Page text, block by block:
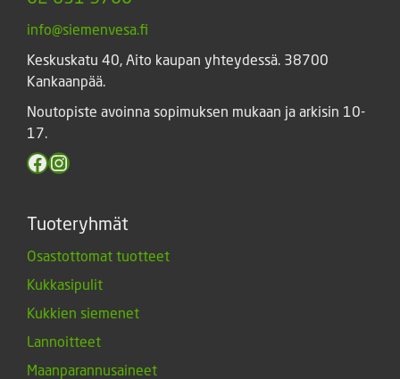
info@siemenvesa.fi
Keskuskatu 40, Aito kaupan yhteydessä. 38700
Kankaanpää.
Noutopiste avoinna sopimuksen mukaan ja arkisin 10-
17.
Facebook
Instagram
Tuoteryhmät
Osastottomat tuotteet
Kukkasipulit
Kukkien siemenet
Lannoitteet
Maanparannusaineet